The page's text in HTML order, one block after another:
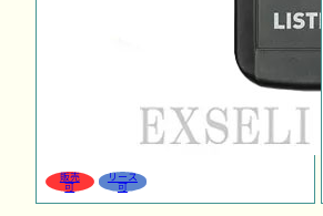
販売
可
リース
可